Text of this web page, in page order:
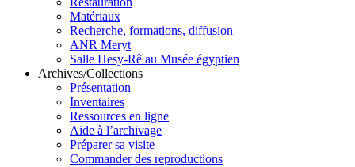
Matériaux
Recherche, formations, diffusion
ANR Meryt
Salle Hesy-Rê au Musée égyptien
Archives/Collections
Présentation
Inventaires
Ressources en ligne
Aide à l’archivage
Préparer sa visite
Commander des reproductions